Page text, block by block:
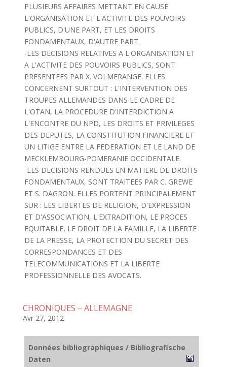
PLUSIEURS AFFAIRES METTANT EN CAUSE
L'ORGANISATION ET L'ACTIVITE DES POUVOIRS
PUBLICS, D'UNE PART, ET LES DROITS
FONDAMENTAUX, D'AUTRE PART.
-LES DECISIONS RELATIVES A L'ORGANISATION ET
A L'ACTIVITE DES POUVOIRS PUBLICS, SONT
PRESENTEES PAR X. VOLMERANGE. ELLES
CONCERNENT SURTOUT : L'INTERVENTION DES
TROUPES ALLEMANDES DANS LE CADRE DE
L'OTAN, LA PROCEDURE D'INTERDICTION A
L'ENCONTRE DU NPD, LES DROITS ET PRIVILEGES
DES DEPUTES, LA CONSTITUTION FINANCIERE ET
UN LITIGE ENTRE LA FEDERATION ET LE LAND DE
MECKLEMBOURG-POMERANIE OCCIDENTALE.
-LES DECISIONS RENDUES EN MATIERE DE DROITS
FONDAMENTAUX, SONT TRAITEES PAR C. GREWE
ET S. DAGRON. ELLES PORTENT PRINCIPALEMENT
SUR : LES LIBERTES DE RELIGION, D'EXPRESSION
ET D'ASSOCIATION, L'EXTRADITION, LE PROCES
EQUITABLE, LE DROIT DE LA FAMILLE, LA LIBERTE
DE LA PRESSE, LA PROTECTION DU SECRET DES
CORRESPONDANCES ET DES
TELECOMMUNICATIONS ET LA LIBERTE
PROFESSIONNELLE DES AVOCATS.
CHRONIQUES – ALLEMAGNE
Avr 27, 2012
Données bibliographiques / Bibliografische
Daten